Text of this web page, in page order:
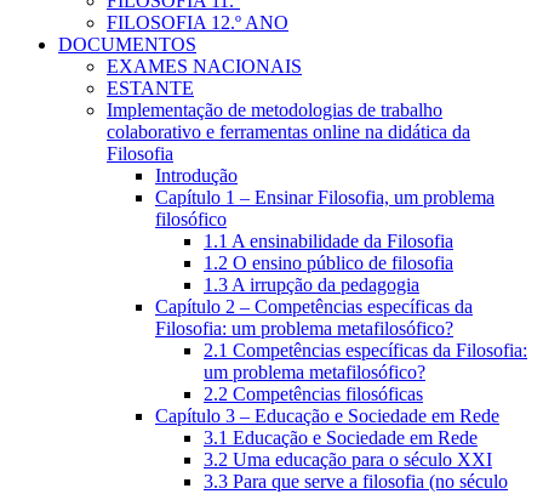
FILOSOFIA 12.º ANO
DOCUMENTOS
EXAMES NACIONAIS
ESTANTE
Implementação de metodologias de trabalho
colaborativo e ferramentas online na didática da
Filosofia
Introdução
Capítulo 1 – Ensinar Filosofia, um problema
filosófico
1.1 A ensinabilidade da Filosofia
1.2 O ensino público de filosofia
1.3 A irrupção da pedagogia
Capítulo 2 – Competências específicas da
Filosofia: um problema metafilosófico?
2.1 Competências específicas da Filosofia:
um problema metafilosófico?
2.2 Competências filosóficas
Capítulo 3 – Educação e Sociedade em Rede
3.1 Educação e Sociedade em Rede
3.2 Uma educação para o século XXI
3.3 Para que serve a filosofia (no século